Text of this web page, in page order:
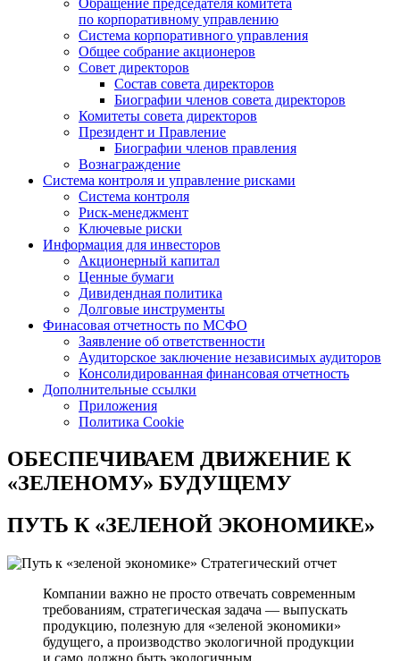
по корпоративному управлению
Система корпоративного управления
Общее собрание акционеров
Совет директоров
Состав совета директоров
Биографии членов совета директоров
Комитеты совета директоров
Президент и Правление
Биографии членов правления
Вознаграждение
Система контроля и управление рисками
Система контроля
Риск-менеджмент
Ключевые риски
Информация для инвесторов
Акционерный капитал
Ценные бумаги
Дивидендная политика
Долговые инструменты
Финасовая отчетность по МСФО
Заявление об ответственности
Аудиторское заключение независимых аудиторов
Консолидированная финансовая отчетность
Дополнительные ссылки
Приложения
Политика Cookie
ОБЕСПЕЧИВАЕМ ДВИЖЕНИЕ К
«ЗЕЛЕНОМУ» БУДУЩЕМУ
ПУТЬ К«ЗЕЛЕНОЙ ЭКОНОМИКЕ»
Стратегический отчет
Компании важно не просто отвечать современным
требованиям, стратегическая задача — выпускать
продукцию, полезную для «зеленой экономики»
будущего, а производство экологичной продукции